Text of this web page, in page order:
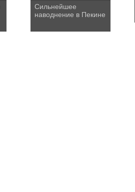
Сильнейшее
наводнение в Пекине